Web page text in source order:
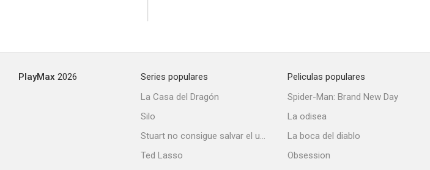
PlayMax 2026
Series populares
La Casa del Dragón
Silo
Stuart no consigue salvar el universo
Ted Lasso
Peliculas populares
Spider-Man: Brand New Day
La odisea
La boca del diablo
Obsession